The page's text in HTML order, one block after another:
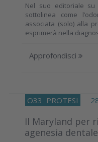
Nel suo editoriale su
sottolinea come
associata (solo) alla
esprimerà nella
Approfondisci
O33 PROTESI 28
Il Maryland per
agenesia dentale